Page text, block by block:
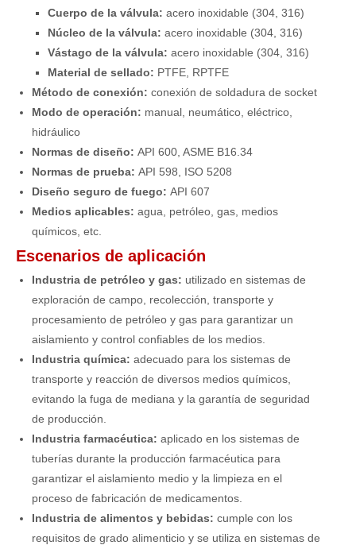
Cuerpo de la válvula: acero inoxidable (304, 316)
Núcleo de la válvula: acero inoxidable (304, 316)
Vástago de la válvula: acero inoxidable (304, 316)
Material de sellado: PTFE, RPTFE
Método de conexión: conexión de soldadura de socket
Modo de operación: manual, neumático, eléctrico,
hidráulico
Normas de diseño: API 600, ASME B16.34
Normas de prueba: API 598, ISO 5208
Diseño seguro de fuego: API 607
Medios aplicables: agua, petróleo, gas, medios
químicos, etc.
Escenarios de aplicación
Industria de petróleo y gas: utilizado en sistemas de
exploración de campo, recolección, transporte y
procesamiento de petróleo y gas para garantizar un
aislamiento y control confiables de los medios.
Industria química: adecuado para los sistemas de
transporte y reacción de diversos medios químicos,
evitando la fuga de mediana y la garantía de seguridad
de producción.
Industria farmacéutica: aplicado en los sistemas de
tuberías durante la producción farmacéutica para
garantizar el aislamiento medio y la limpieza en el
proceso de fabricación de medicamentos.
Industria de alimentos y bebidas: cumple con los
requisitos de grado alimenticio y se utiliza en sistemas de